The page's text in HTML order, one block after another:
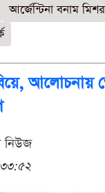
আর্জেন্টিনা বনাম মিশর
আলোচনায়
নিউজ